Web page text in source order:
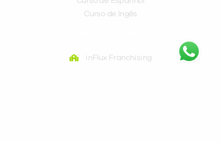
Curso de Ingês
inFlux Franchising